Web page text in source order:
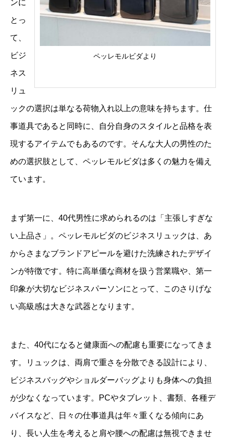
ペッレモルビダより
ンに
とっ
て、
ビジ
ネス
リュ
ックの選択は単なる荷物入れ以上の意味を持ちます。仕
事道具であると同時に、自分自身のスタイルと品格を表
現するアイテムでもあるのです。そんな大人の男性のた
めの選択肢として、ペッレモルビダは多くの魅力を備え
ています。
まず第一に、40代男性に求められるのは「主張しすぎな
い上品さ」。ペッレモルビダのビジネスリュックは、あ
からさまなブランドアピールを避けた洗練されたデザイ
ンが特徴です。特に高単価な商材を扱う営業職や、第一
印象が大切なビジネスパーソンにとって、このさりげな
い高級感は大きな武器となります。
また、40代になると健康面への配慮も重要になってきま
す。リュックは、両肩で重さを分散できる設計により、
ビジネスバッグやショルダーバッグよりも身体への負担
が少なくなっています。PCやタブレット、書類、各種デ
バイスなど、日々の仕事道具は年々重くなる傾向にあ
り、長い人生を考えると肩や腰への配慮は無視できませ